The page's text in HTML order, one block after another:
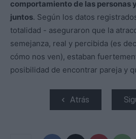
comportamiento de las personas
juntos. Según los datos
totalidad - aseguraron que la
semejanza, real y percibida (es
cómo nos ven), estaban
posibilidad de encontrar pareja y
Atrás